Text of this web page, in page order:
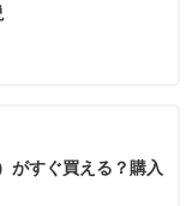
がすぐ買える？購入